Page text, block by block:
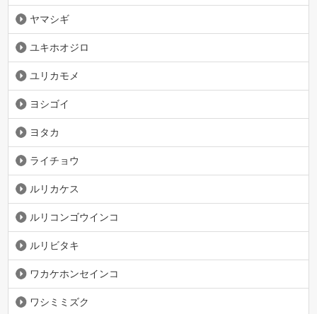
ヤマシギ
ユキホオジロ
ユリカモメ
ヨシゴイ
ヨタカ
ライチョウ
ルリカケス
ルリコンゴウインコ
ルリビタキ
ワカケホンセインコ
ワシミミズク